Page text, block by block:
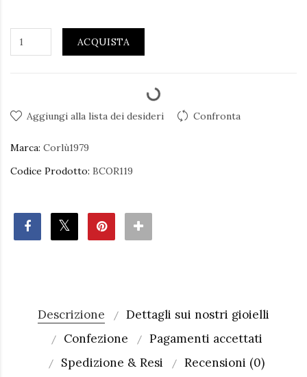
ACQUISTA
Aggiungi alla lista dei desideri Confronta
Marca: Corlù1979
Codice Prodotto: BCOR119
Descrizione
Dettagli sui nostri gioielli
Confezione
Pagamenti accettati
Spedizione & Resi
Recensioni (0)